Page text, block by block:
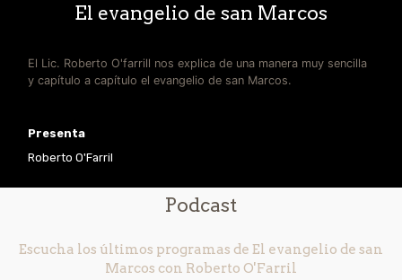
El evangelio de san Marcos
El Lic. Roberto O'farrill nos explica de una manera muy sencilla
y capítulo a capítulo el evangelio de san Marcos.
Presenta
Roberto O'Farril
Podcast
Escucha los últimos programas de El evangelio de san
Marcos con Roberto O'Farril